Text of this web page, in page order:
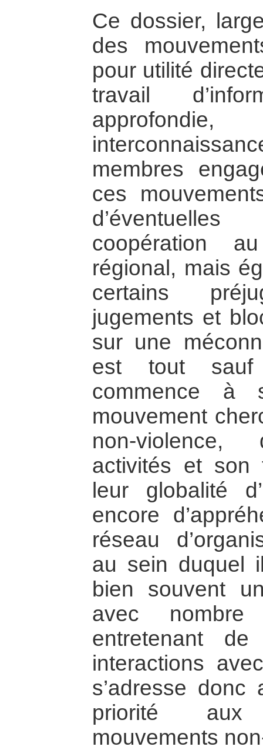
Ce dossier,
des
pour utilité
travail
membres
ces
coopération
régional, mais
certains
jugements et
sur une
est tout sauf
commence à
mouvement
non-violence,
activités et son
leur globalité
encore
réseau
au sein duquel
bien souvent
avec
entretenant
interactions
s’adresse
priorité
mouvements